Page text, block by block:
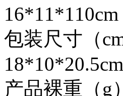
16*11*110cm
包装尺寸（
18*10*20.5cm
产品裸重（g